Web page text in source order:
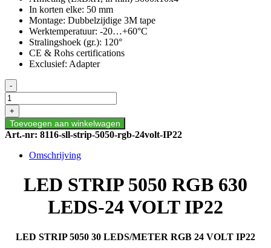
In korten elke: 50 mm
Montage: Dubbelzijdige 3M tape
Werktemperatuur: -20…+60°C
Stralingshoek (gr.): 120°
CE & Rohs certifications
Exclusief: Adapter
LED
STRIP
5050
RGB
30
LEDS-
VOLT
aantal
-
+
Toevoegen aan winkelwagen
Art.-nr: 8116-sll-strip-5050-rgb-24volt-IP22
Omschrijving
LED STRIP 5050 RGB 630
LEDS-24 VOLT IP22
LED STRIP 5050 30 LEDS/METER RGB 24 VOLT IP22